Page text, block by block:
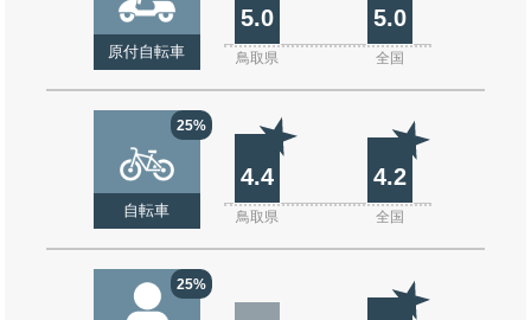
原付自転車
5.0 5.0
鳥取県 全国
25%
自転車
4.4 4.2
鳥取県 全国
25%